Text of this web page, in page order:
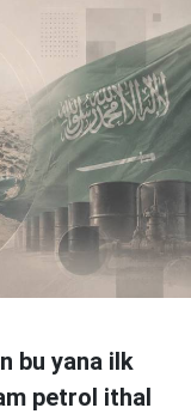
bu yana ilk
petrol ithal